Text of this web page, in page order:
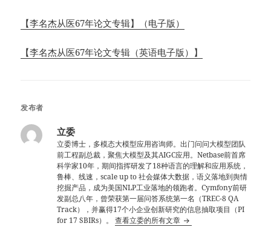
【李名杰从医67年论文专辑】（电子版）
【李名杰从医67年论文专辑（英语电子版）】
发布者
立委
立委博士，多模态大模型应用咨询师。出门问问大模型团队
前工程副总裁，聚焦大模型及其AIGC应用。Netbase前首席
科学家10年，期间指挥研发了18种语言的理解和应用系统，
鲁棒、线速，scale up to 社会媒体大数据，语义落地到舆情
挖掘产品，成为美国NLP工业落地的领跑者。Cymfony前研
发副总八年，曾荣获第一届问答系统第一名（TREC-8 QA
Track），并赢得17个小企业创新研究的信息抽取项目（PI
for 17 SBIRs）。查看立委的所有文章